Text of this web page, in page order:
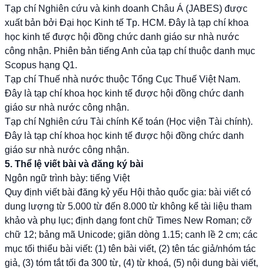
Tạp chí Nghiên cứu và kinh doanh Châu Á (JABES) được
xuất bản bởi Đại học Kinh tế Tp. HCM. Đây là tạp chí khoa
học kinh tế được hội đồng chức danh giáo sư nhà nước
công nhận. Phiên bản tiếng Anh của tạp chí thuộc danh mục
Scopus hạng Q1.
Tạp chí Thuế nhà nước thuộc Tổng Cục Thuế Việt Nam.
Đây là tạp chí khoa học kinh tế được hội đồng chức danh
giáo sư nhà nước công nhận.
Tạp chí Nghiên cứu Tài chính Kế toán (Học viện Tài chính).
Đây là tạp chí khoa học kinh tế được hội đồng chức danh
giáo sư nhà nước công nhận.
5. Thể lệ viết bài và đăng ký bài
Ngôn ngữ trình bày: tiếng Việt
Quy định viết bài đăng kỷ yếu Hội thảo quốc gia: bài viết có
dung lượng từ 5.000 từ đến 8.000 từ không kể tài liệu tham
khảo và phụ lục; định dạng font chữ Times New Roman; cỡ
chữ 12; bảng mã Unicode; giãn dòng 1.15; canh lề 2 cm; các
mục tối thiểu bài viết: (1) tên bài viết, (2) tên tác giả/nhóm tác
giả, (3) tóm tắt tối đa 300 từ, (4) từ khoá, (5) nội dung bài viết,